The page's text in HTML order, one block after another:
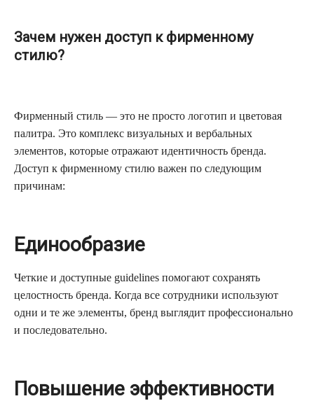
Зачем нужен доступ к фирменному
стилю?
Фирменный стиль — это не просто логотип и цветовая
палитра. Это комплекс визуальных и вербальных
элементов, которые отражают идентичность бренда.
Доступ к фирменному стилю важен по следующим
причинам:
Единообразие
Четкие и доступные guidelines помогают сохранять
целостность бренда. Когда все сотрудники используют
одни и те же элементы, бренд выглядит профессионально
и последовательно.
Повышение эффективности